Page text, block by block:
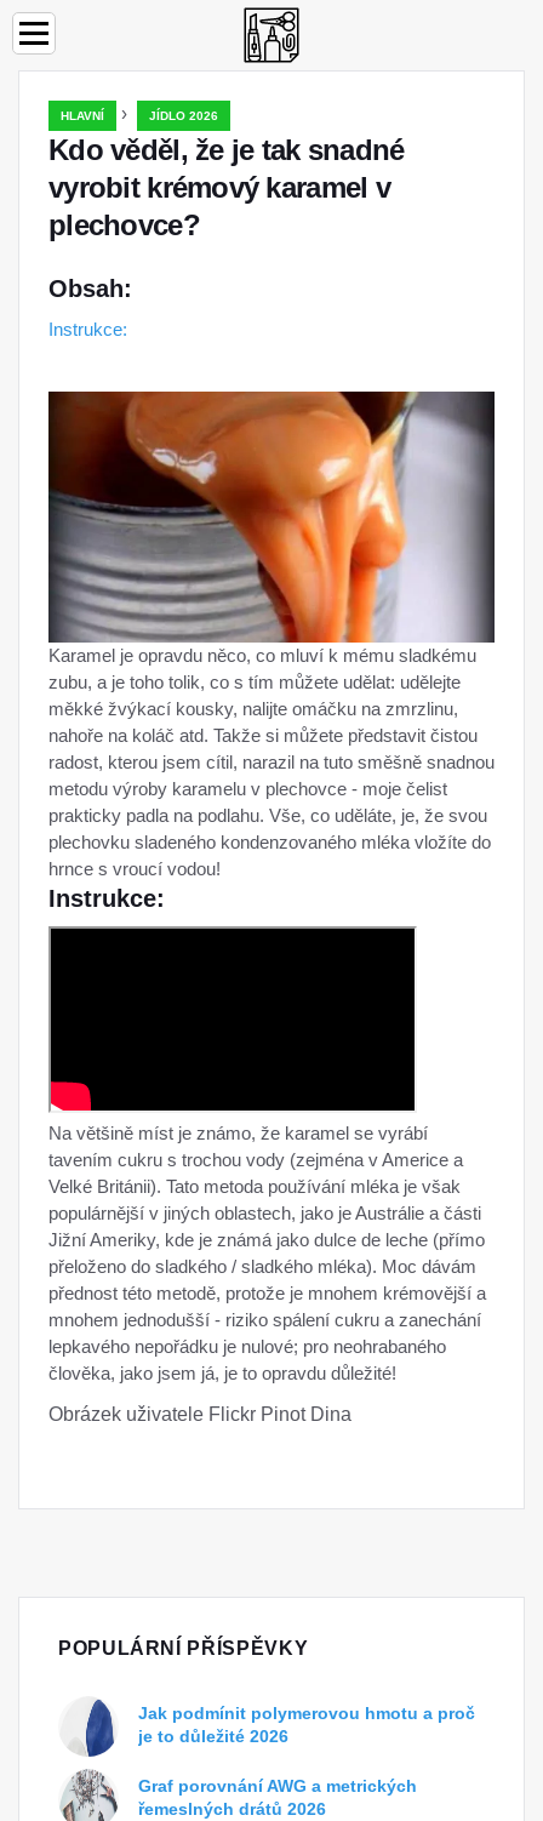
HLAVNÍ › JÍDLO 2026
Kdo věděl, že je tak snadné
vyrobit krémový karamel v
plechovce?
Obsah:
Instrukce:
Karamel je opravdu něco, co mluví k mému sladkému
zubu, a je toho tolik, co s tím můžete udělat: udělejte
měkké žvýkací kousky, nalijte omáčku na zmrzlinu,
nahoře na koláč atd. Takže si můžete představit čistou
radost, kterou jsem cítil, narazil na tuto směšně snadnou
metodu výroby karamelu v plechovce - moje čelist
prakticky padla na podlahu. Vše, co uděláte, je, že svou
plechovku sladeného kondenzovaného mléka vložíte do
hrnce s vroucí vodou!
Instrukce:
Na většině míst je známo, že karamel se vyrábí
tavením cukru s trochou vody (zejména v Americe a
Velké Británii). Tato metoda používání mléka je však
populárnější v jiných oblastech, jako je Austrálie a části
Jižní Ameriky, kde je známá jako dulce de leche (přímo
přeloženo do sladkého / sladkého mléka). Moc dávám
přednost této metodě, protože je mnohem krémovější a
mnohem jednodušší - riziko spálení cukru a zanechání
lepkavého nepořádku je nulové; pro neohrabaného
člověka, jako jsem já, je to opravdu důležité!
Obrázek uživatele Flickr Pinot Dina
POPULÁRNÍ PŘÍSPĚVKY
Jak podmínit polymerovou hmotu a proč
je to důležité 2026
Graf porovnání AWG a metrických
řemeslných drátů 2026